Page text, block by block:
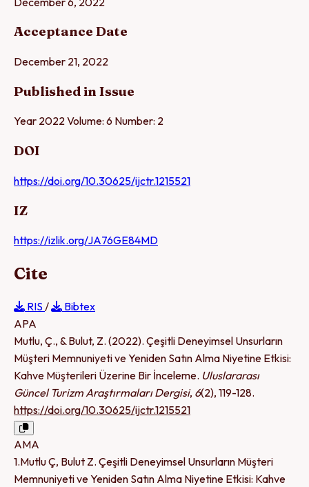
Acceptance Date
December 21, 2022
Published in Issue
Year 2022 Volume: 6 Number: 2
DOI
https://doi.org/10.30625/ijctr.1215521
IZ
https://izlik.org/JA76GE84MD
Cite
RIS /
Bibtex
APA
Mutlu, Ç., & Bulut, Z. (2022). Çeşitli Deneyimsel Unsurların
Müşteri Memnuniyeti ve Yeniden Satın Alma Niyetine Etkisi:
Kahve Müşterileri Üzerine Bir İnceleme. Uluslararası
Güncel Turizm Araştırmaları Dergisi, 6(2), 119-128.
https://doi.org/10.30625/ijctr.1215521
AMA
1.Mutlu Ç, Bulut Z. Çeşitli Deneyimsel Unsurların Müşteri
Memnuniyeti ve Yeniden Satın Alma Niyetine Etkisi: Kahve